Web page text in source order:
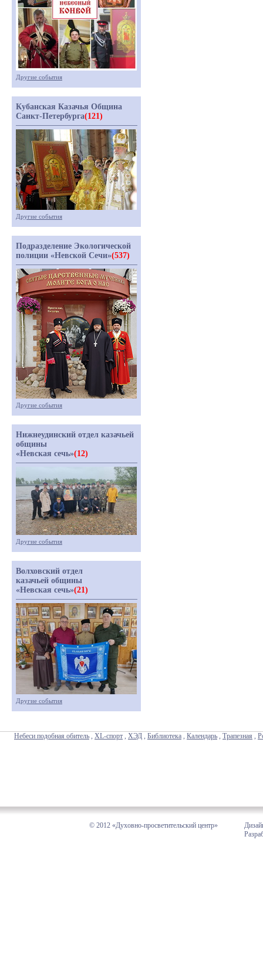
Другие события
Кубанская Казачья Община
Санкт-Петербурга(121)
Другие события
Подразделение Экологической
полиции «Невской Сечи»(537)
Другие события
Нижнеудинский отдел казачьей
общины
«Невская сечь»(12)
Другие события
Волховский отдел
казачьей общины
«Невская сечь»(21)
Другие события
Небеси подобная обитель , XL-спорт , ХЭД , Библиотека , Календарь , Трапезная ,
© 2012 «Духовно-просветительский центр»